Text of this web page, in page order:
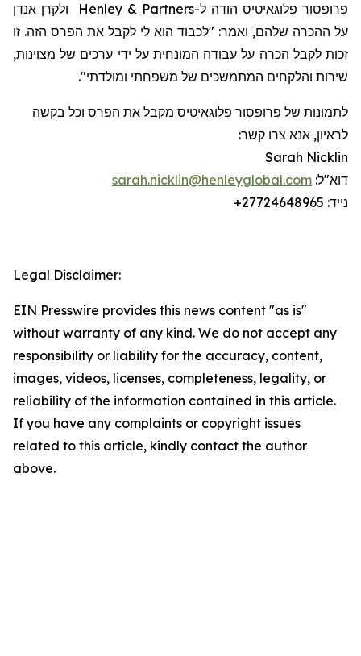
פרופסור פלוגאיטיס הודה ל-Henley & Partners
ולקרן אנדן
על ההכרה שלהם, ואמר: "לכבוד הוא לי לקבל את הפרס הזה. זו
זכות לקבל הכרה על עבודה המונחית על ידי ערכים של מצוינות,
שירות והלקחים המתמשכים של משפחתי ומולדתי".
לתמונות של פרופסור פלוגאיטיס מקבל את הפרס וכל בקשה
לראיון, אנא צרו קשר:
Sarah Nicklin
דוא"ל: sarah.nicklin@henleyglobal.com
נייד: +27724648965
Legal Disclaimer:
EIN Presswire provides this news content "as is"
without warranty of any kind. We do not accept any
responsibility or liability for the accuracy, content,
images, videos, licenses, completeness, legality, or
reliability of the information contained in this article.
If you have any complaints or copyright issues
related to this article, kindly contact the author
above.